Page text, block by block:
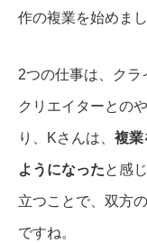
作の複業を始めまし
2つの仕事は、クラ
クリエイターとの
り、Kさんは、 複業
ようになったと感
立つことで、双方
ですね。